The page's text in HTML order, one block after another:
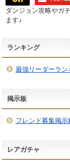
ダンジョン攻略やガ
ます♪
ランキング
最強リーダーラン
掲示板
フレンド募集掲示
レアガチャ